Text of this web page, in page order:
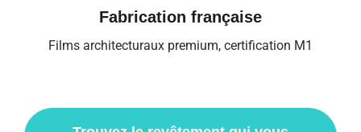
Fabrication française
Films architecturaux premium, certification M1